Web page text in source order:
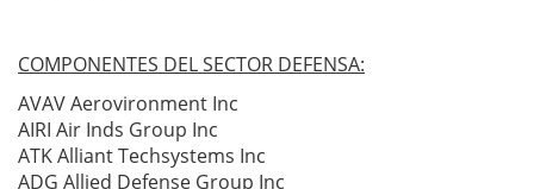
COMPONENTES DEL SECTOR DEFENSA:
AVAV Aerovironment Inc
AIRI Air Inds Group Inc
ATK Alliant Techsystems Inc
ADG Allied Defense Group Inc